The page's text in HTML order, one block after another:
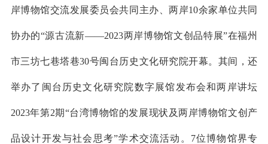
岸博物馆交流发展委员会共同主办、两岸10余家单位共同
协办的“源古流新——2023两岸博物馆文创品特展”在福州
市三坊七巷塔巷30号闽台历史文化研究院开幕。其间，还
举办了闽台历史文化研究院数字展馆发布会和两岸讲坛
2023年第2期“台湾博物馆的发展现状及两岸博物馆文创产
品设计开发与社会思考”学术交流活动。7位博物馆界专